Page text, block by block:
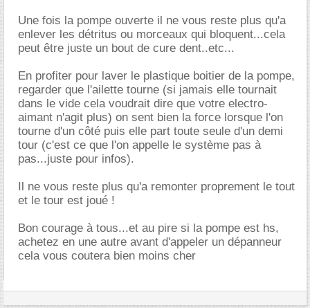
Une fois la pompe ouverte il ne vous reste plus qu'a
enlever les détritus ou morceaux qui bloquent...cela
peut être juste un bout de cure dent..etc...
En profiter pour laver le plastique boitier de la pompe,
regarder que l'ailette tourne (si jamais elle tournait
dans le vide cela voudrait dire que votre electro-
aimant n'agit plus) on sent bien la force lorsque l'on
tourne d'un côté puis elle part toute seule d'un demi
tour (c'est ce que l'on appelle le système pas à
pas...juste pour infos).
Il ne vous reste plus qu'a remonter proprement le tout
et le tour est joué !
Bon courage à tous...et au pire si la pompe est hs,
achetez en une autre avant d'appeler un dépanneur
cela vous coutera bien moins cher